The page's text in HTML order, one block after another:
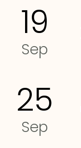
19
Sep
25
Sep